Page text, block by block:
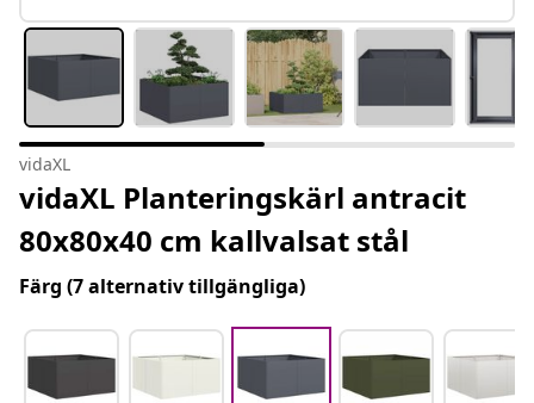
vidaXL
vidaXL Planteringskärl antracit
80x80x40 cm kallvalsat stål
Färg (7 alternativ tillgängliga)